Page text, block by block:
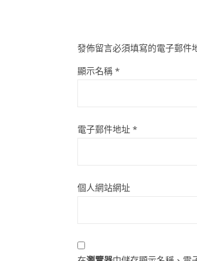
發佈留言必須填寫的電子郵件
顯示名稱 *
電子郵件地址 *
個人網站網址